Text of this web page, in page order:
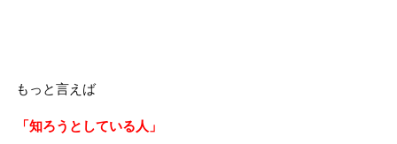
もっと言えば
「知ろうとしている人」